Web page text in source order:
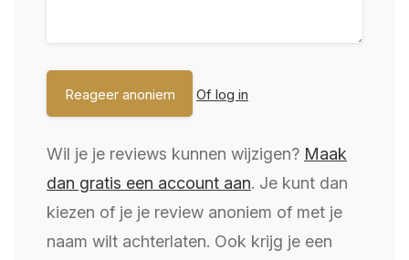
Of log in
Wil je je reviews kunnen wijzigen? Maak
dan gratis een account aan. Je kunt dan
kiezen of je je review anoniem of met je
naam wilt achterlaten. Ook krijg je een